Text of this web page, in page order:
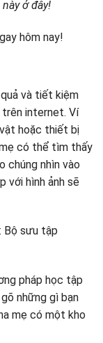
ở đây!
hôm nay!
và tiết kiệm
trên internet. Ví
hoặc thiết bị
có thể tìm thấy
chúng nhìn vào
với hình ảnh sẽ
pháp học tập
những gì bạn
mẹ có một kho